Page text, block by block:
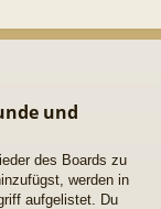
und
des Boards zu
werden in
aufgelistet. Du